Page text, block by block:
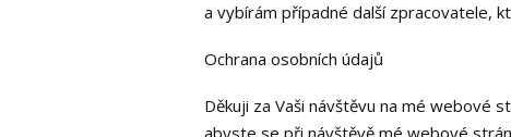
a vybírám případné další zpracovatele,
Ochrana osobních údajů
Děkuji za Vaši návštěvu na mé webové
abyste se při návštěvě mé webové